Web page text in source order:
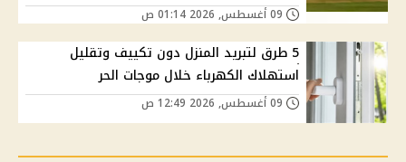
5 طرق لتبريد المنزل دون تكييف وتقليل
استهلاك الكهرباء خلال موجات الحر